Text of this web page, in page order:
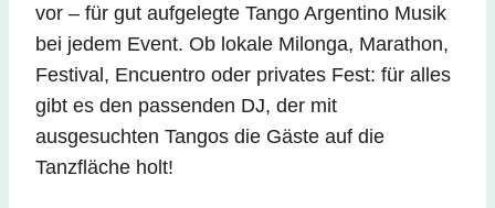
vor – für gut aufgelegte Tango Argentino Musik
bei jedem Event. Ob lokale Milonga, Marathon,
Festival, Encuentro oder privates Fest: für alles
gibt es den passenden DJ, der mit
ausgesuchten Tangos die Gäste auf die
Tanzfläche holt!